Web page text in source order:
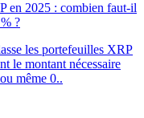
en 2025 : combien faut-il
?
les portefeuilles XRP
le montant nécessaire
même 0..